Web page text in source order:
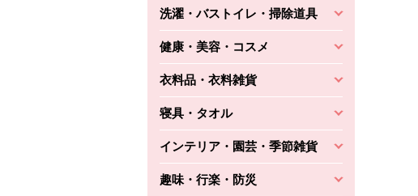
洗濯・バストイレ・掃除道具
健康・美容・コスメ
衣料品・衣料雑貨
寝具・タオル
インテリア・園芸・季節雑貨
趣味・行楽・防災